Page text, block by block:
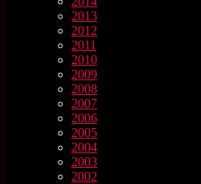
2013
2012
2011
2010
2009
2008
2007
2006
2005
2004
2003
2002